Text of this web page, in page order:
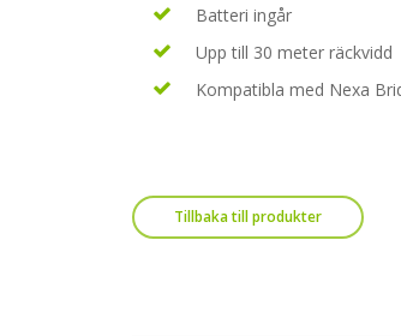
Batteri ingår
Upp till 30 meter räckvidd
Kompatibla med Nexa
Tillbaka till produkter